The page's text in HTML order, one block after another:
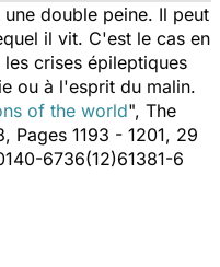
double peine. Il peut
il vit. C'est le cas en
crises épileptiques
ou à l'esprit du malin.
of the world", The
Pages 1193 - 1201, 29
6736(12)61381-6